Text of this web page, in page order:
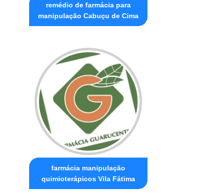
remédio de farmácia para
manipulação Cabuçu de Cima
farmácia manipulação
quimioterápicos Vila Fátima